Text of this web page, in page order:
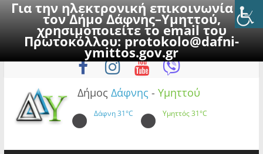
Για την ηλεκτρονική επικοινωνία με
τον Δήμο Δάφνης–Υμηττού,
χρησιμοποιείτε το email του
Πρωτοκόλλου:protokolo@dafni-
ymittos.gov.gr
to
Σάββατο, 8 Αυγούστου 2026
Δήμος Δάφνης - Υμηττού
Δάφνη31°C Υμηττός31°C